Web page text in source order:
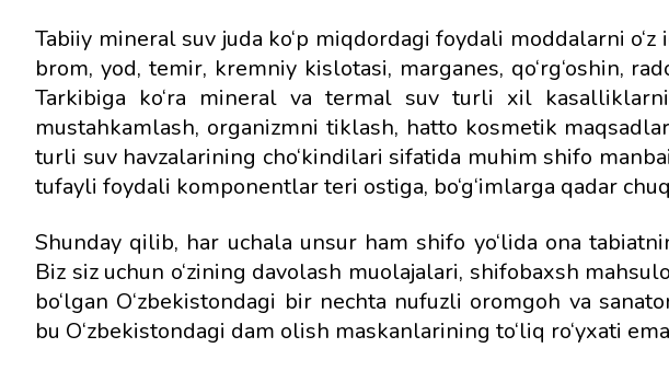
Tabiiy mineral suv juda ko‘p miqdordagi foydali moddalarni
brom, yod, temir, kremniy kislotasi, marganes, qo‘rg‘oshin,
Tarkibiga ko‘ra mineral va termal suv turli xil
mustahkamlash, organizmni tiklash, hatto kosmetik
turli suv havzalarining cho‘kindilari sifatida muhim shifo
tufayli foydali komponentlar teri ostiga, bo‘g‘imlarga qadar
Shunday qilib, har uchala unsur ham shifo yo‘lida ona
Biz siz uchun o‘zining davolash muolajalari, shifobaxsh
bo‘lgan O‘zbekistondagi bir nechta nufuzli oromgoh va
bu O‘zbekistondagi dam olish maskanlarining to‘liq ro‘yxati